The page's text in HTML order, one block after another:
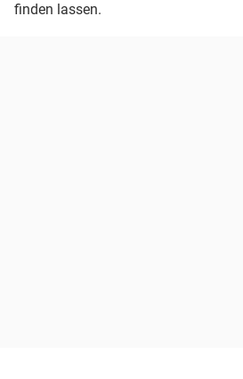
finden lassen.